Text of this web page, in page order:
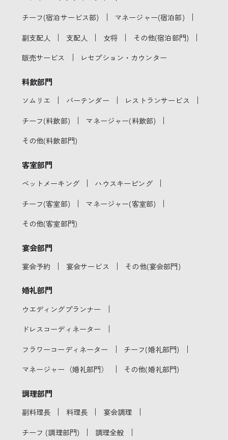
チーフ(宿泊サービス部) ｜ マネージャー(宿泊部) ｜
副支配人 ｜ 支配人 ｜ 女将 ｜ その他(宿泊部門) ｜
販売サービス ｜ レセプション・カウンター
料飲部門
ソムリエ ｜ バーテンダー ｜ レストランサービス ｜
チーフ(料飲部) ｜ マネージャー(料飲部) ｜
その他(料飲部門)
客室部門
ベットメーキング ｜ ハウスキーピング ｜
チーフ(客室部) ｜ マネージャー(客室部) ｜
その他(客室部門)
宴会部門
宴会予約 ｜ 宴会サービス ｜ その他(宴会部門)
婚礼部門
ウエディングプランナー ｜
ドレスコーディネーター ｜
フラワーコーディネーター ｜ チーフ(婚礼部門) ｜
マネージャー（婚礼部門） ｜ その他(婚礼部門)
調理部門
副料理長 ｜ 料理長 ｜ 宴会調理 ｜
チーフ (調理部門) ｜ 調理全般 ｜